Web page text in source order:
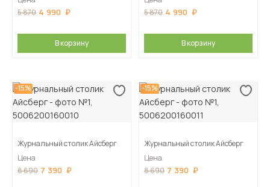
5 870 4 990
В корзину
5 870 4 990
В корзину
-15%
Журнальный столик Айсберг
Цена
8 690 7 390
-15%
Журнальный столик Айсберг
Цена
8 690 7 390